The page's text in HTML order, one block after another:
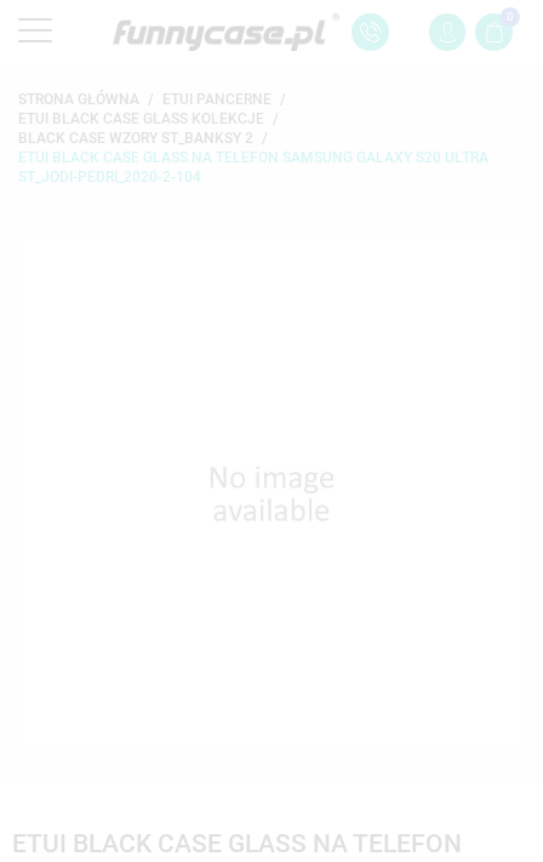
0
STRONA GŁÓWNA
ETUI PANCERNE
ETUI BLACK CASE GLASS KOLEKCJE
BLACK CASE WZORY ST_BANKSY 2
ETUI BLACK CASE GLASS NA TELEFON SAMSUNG GALAXY S20 ULTRA
ST_JODI-PEDRI_2020-2-104
ETUI BLACK CASE GLASS NA TELEFON